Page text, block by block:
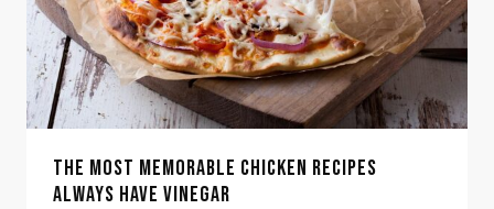
THE MOST MEMORABLE CHICKEN RECIPES
ALWAYS HAVE VINEGAR